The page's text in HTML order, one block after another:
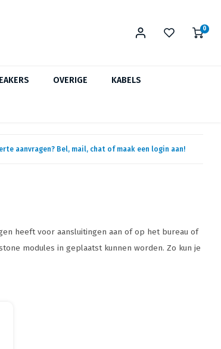
0
OVERIGE KABELS
aanvragen? Bel, mail, chat of maak een login aan!
heeft voor aansluitingen aan of op het bureau of
modules in geplaatst kunnen worden. Zo kun je